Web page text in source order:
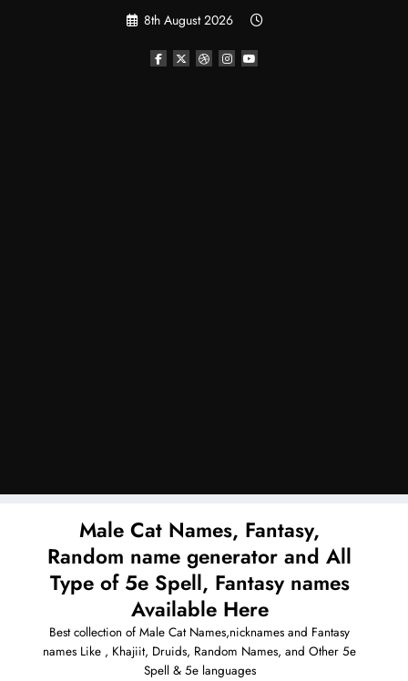
8th August 2026
Male Cat Names, Fantasy,
Random name generator and All
Type of 5e Spell, Fantasy names
Available Here
Best collection of Male Cat Names,nicknames and Fantasy
names Like , Khajiit, Druids, Random Names, and Other 5e
Spell & 5e languages